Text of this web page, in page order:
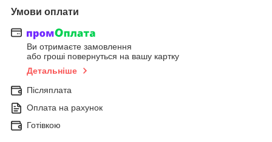
Умови оплати
Ви отримаєте замовлення
або гроші повернуться на вашу картку
Детальніше
Післяплата
Оплата на рахунок
Готівкою